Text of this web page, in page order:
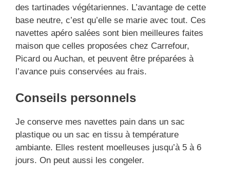
des tartinades végétariennes. L’avantage de cette
base neutre, c’est qu’elle se marie avec tout. Ces
navettes apéro salées sont bien meilleures faites
maison que celles proposées chez Carrefour,
Picard ou Auchan, et peuvent être préparées à
l’avance puis conservées au frais.
Conseils personnels
Je conserve mes navettes pain dans un sac
plastique ou un sac en tissu à température
ambiante. Elles restent moelleuses jusqu’à 5 à 6
jours. On peut aussi les congeler.